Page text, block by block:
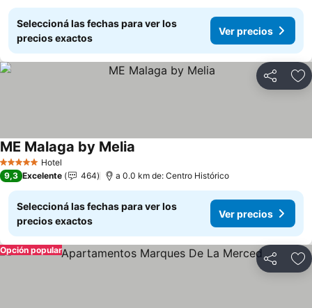
Seleccioná las fechas para ver los
precios exactos
Ver precios
Compartir
5 Estrellas Hotel
ME Malaga by Melia
9,3 Excelente 464 a 0.0 km de: Centro Histórico
Seleccioná las fechas para ver los
precios exactos
Ver precios
Compartir
Opción popular